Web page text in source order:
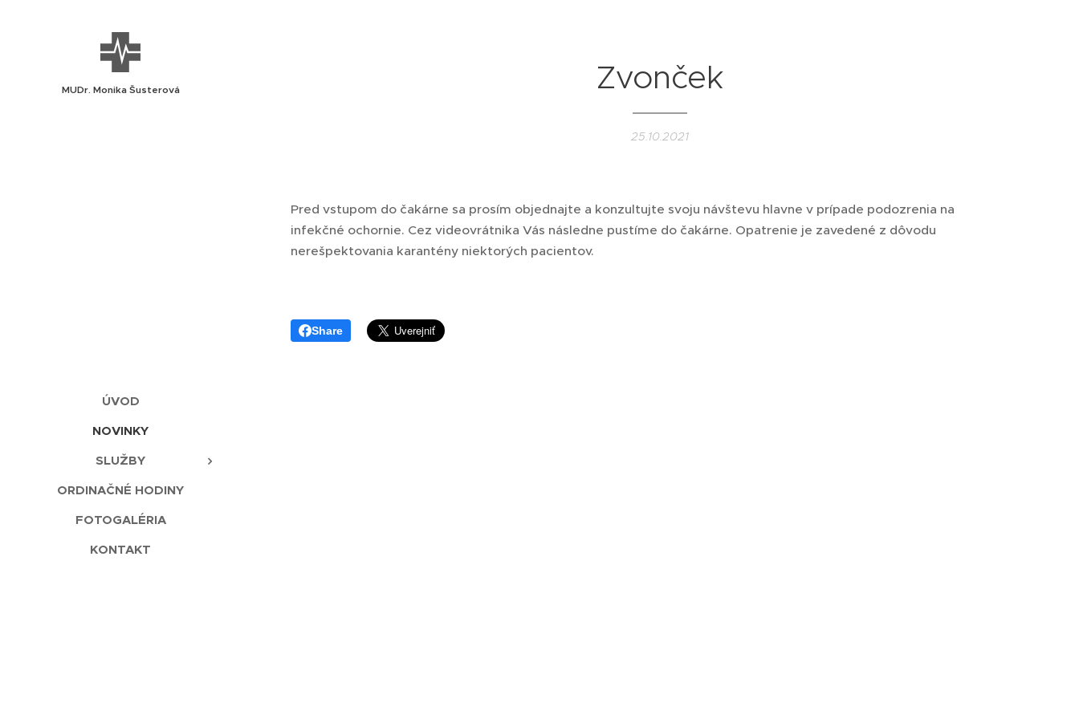
MUDr. Monika Šusterová
ÚVOD
NOVINKY
SLUŽBY
ORDINAČNÉ HODINY
FOTOGALÉRIA
KONTAKT
Zvonček
25.10.2021
Pred vstupom do čakárne sa prosím objednajte a konzultujte svoju návštevu hlavne v prípade podozrenia na
infekčné ochornie. Cez videovrátnika Vás následne pustíme do čakárne. Opatrenie je zavedené z dôvodu
nerešpektovania karantény niektorých pacientov.
Share